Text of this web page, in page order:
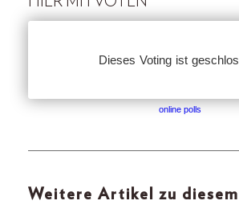
online polls
Weitere Artikel zu